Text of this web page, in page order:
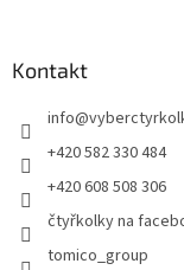
Kontakt
info@
+420 582 330 484
+420 608 508 306
čtyřkolky na
tomico_group